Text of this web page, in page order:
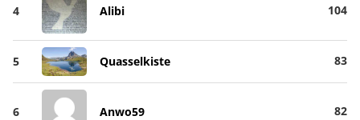
4 Alibi 104
5 Quasselkiste 83
6 Anwo59 82